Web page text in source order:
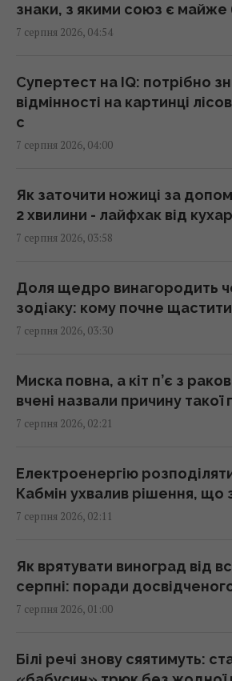
Одне налаштування, яке
00:25 п'ятниця, 07 серпня 2026
"Нам самим потрібні": Трамп
прохання Зеленського
00:22 п'ятниця, 07 серпня 2026
Вчені виявили відбитки
23:58 четвер, 06 серпня 2026
Атака дронів на Москву:
23:39 четвер, 06 серпня 2026
Жінки з дипломами частіше
дослідження
23:24 четвер, 06 серпня 2026
годинник, - Newsweek
23:07 четвер, 06 серпня 2026
заробітної плати педагогів з
22:53 четвер, 06 серпня 2026
знаки, з якими союз є
7 серпня 2026, 04:54
Супертест на IQ: потрібно
відмінності на картинці
с
7 серпня 2026, 04:00
Як заточити ножиці за
2 хвилини - лайфхак від
7 серпня 2026, 03:58
Доля щедро винагородить
зодіаку: кому почне
7 серпня 2026, 03:30
Миска повна, а кіт п’є з
вчені назвали причину такої
7 серпня 2026, 02:21
Електроенергію
Кабмін ухвалив рішення, що
7 серпня 2026, 02:11
Як врятувати виноград від
серпні: поради
7 серпня 2026, 01:00
Білі речі знову сяятимуть: